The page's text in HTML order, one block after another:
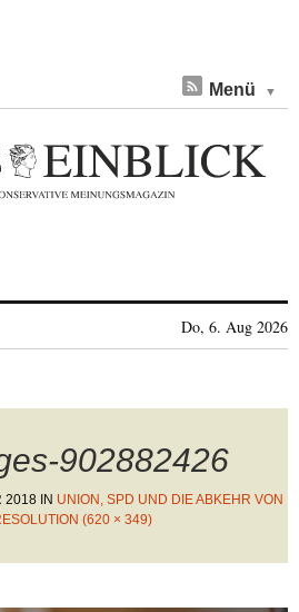
Menü
Do, 6. Aug 2026
902882426
2018 IN UNION, SPD UND DIE ABKEHR VON
(620 × 349)